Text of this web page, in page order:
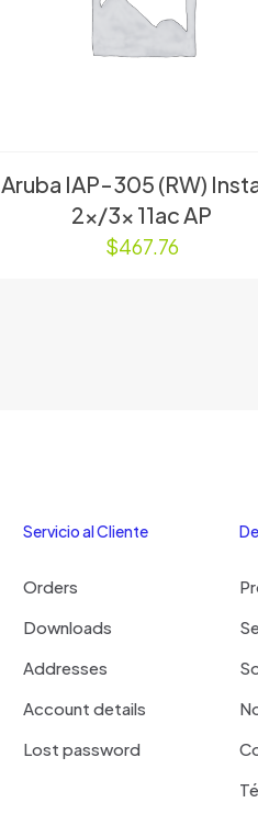
Aruba IAP-305 (RW)
2x/3x 11ac AP
$467.76
Servicio al Cliente
Orders
Downloads
Addresses
Account details
Lost password